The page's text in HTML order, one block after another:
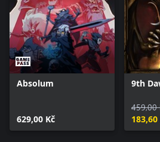
Absolum
629,00 Kč
9th
459,00
183,60